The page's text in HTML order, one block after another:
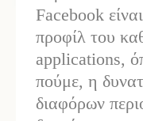
Facebook
προφίλ του
applications,
πούμε, η
διαφόρων